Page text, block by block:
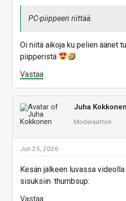
PC-piippeeri riittää.
Oi niitä aikoja ku pelien äänet
piipperistä
.
Vastaa
Juha Kokkonen
Moderaattori
Jun 25, 2026
Kesän jälkeen luvassa
sisuksiin :thumbsup:
Vastaa